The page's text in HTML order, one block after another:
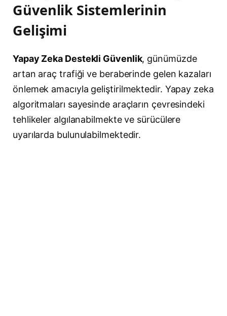
Güvenlik Sistemlerinin
Gelişimi
Yapay Zeka Destekli Güvenlik, günümüzde
artan araç trafiği ve beraberinde gelen kazaları
önlemek amacıyla geliştirilmektedir. Yapay zeka
algoritmaları sayesinde araçların çevresindeki
tehlikeler algılanabilmekte ve sürücülere
uyarılarda bulunulabilmektedir.